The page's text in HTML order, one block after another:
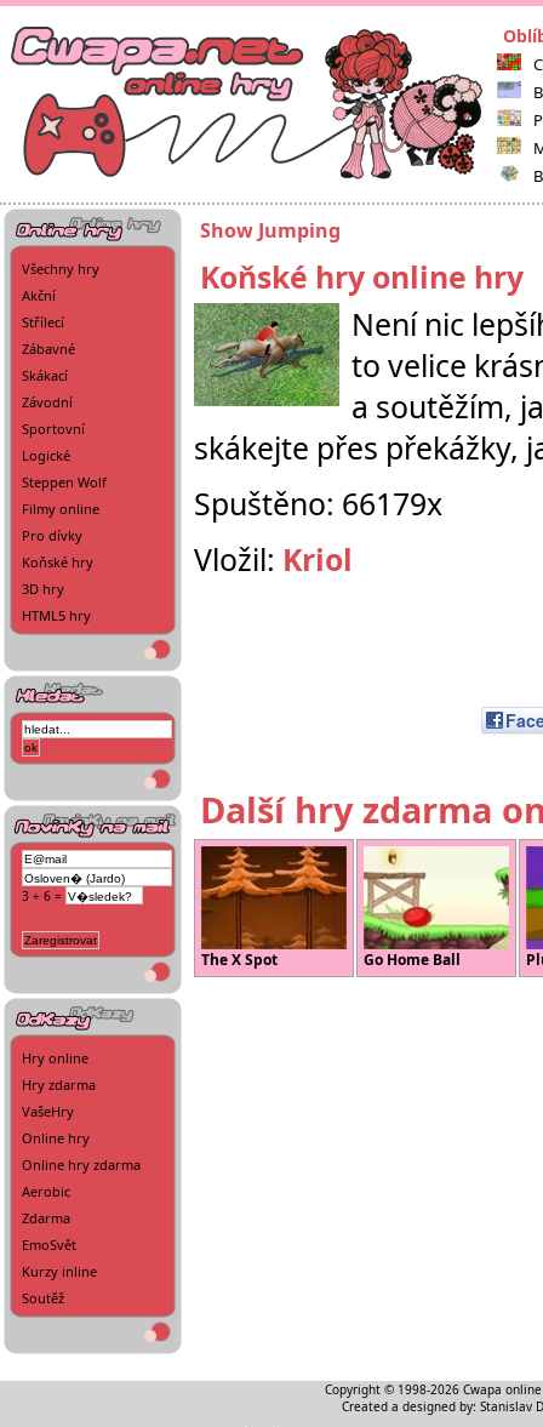
Všechny hry
Akční
Střílecí
Zábavné
Skákací
Závodní
Sportovní
Logické
Steppen Wolf
Filmy online
Pro dívky
Koňské hry
3D hry
HTML5 hry
3 + 6 =
Hry online
Hry zdarma
VašeHry
Online hry
Online hry zdarma
Aerobic
Zdarma
EmoSvět
Kurzy inline
Soutěž
Show Jumping
Koňské hry online hry
Není nic
to velice
a soutěžím,
skákejte přes překážky,
Spuštěno: 66179x
Vložil: Kriol
Další hry zdarma
The X Spot Go Home Ball
Copyright © 1998-2026 Cwapa
Created a designed by: Stanislav